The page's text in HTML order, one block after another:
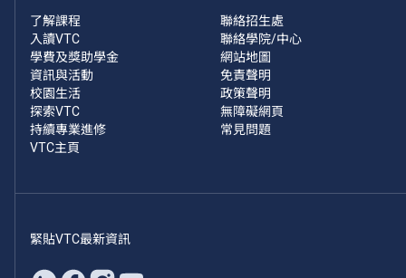
了解課程
入讀VTC
學費及獎助學金
資訊與活動
校園生活
探索VTC
持續專業進修
VTC主頁
聯絡招生處
聯絡學院/中心
網站地圖
免責聲明
政策聲明
無障礙網頁
常見問題
緊貼VTC最新資訊